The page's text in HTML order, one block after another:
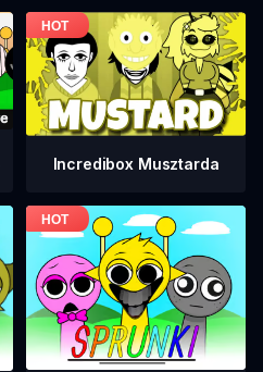
Incredibox Musztarda